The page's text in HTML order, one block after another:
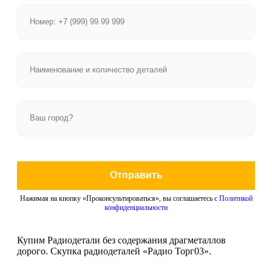
Отправить
Нажимая на кнопку «Проконсультироваться», вы соглашаетесь с Политикой
конфиденциальности
Купим Радиодетали без содержания драгметаллов
дорого. Скупка радиодеталей «Радио Торг03».